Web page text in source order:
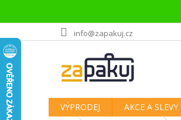
na
obsah
info@zapakuj.cz
VÝPRODEJ AKCE A SLEVY